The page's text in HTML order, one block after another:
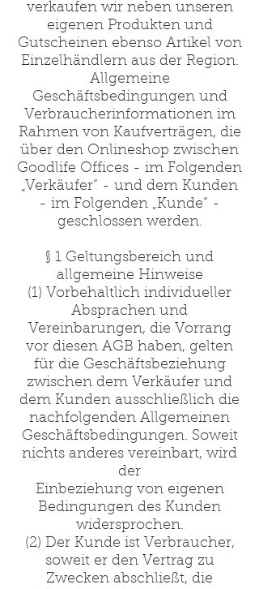
verkaufen wir neben unseren
eigenen Produkten und
Gutscheinen ebenso Artikel von
Einzelhändlern aus der Region.
Allgemeine
Geschäftsbedingungen und
Verbraucherinformationen im
Rahmen von Kaufverträgen, die
über den Onlineshop zwischen
Goodlife Offices - im Folgenden
„Verkäufer“ - und dem Kunden
- im Folgenden „Kunde“ -
geschlossen werden.
§ 1 Geltungsbereich und
allgemeine Hinweise
(1) Vorbehaltlich individueller
Absprachen und
Vereinbarungen, die Vorrang
vor diesen AGB haben, gelten
für die Geschäftsbeziehung
zwischen dem Verkäufer und
dem Kunden ausschließlich die
nachfolgenden Allgemeinen
Geschäftsbedingungen. Soweit
nichts anderes vereinbart, wird
der
Einbeziehung von eigenen
Bedingungen des Kunden
widersprochen.
(2) Der Kunde ist Verbraucher,
soweit er den Vertrag zu
Zwecken abschließt, die